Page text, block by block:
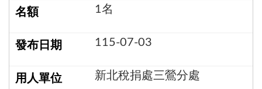
1名
115-07-03
新北稅捐處三鶯分處